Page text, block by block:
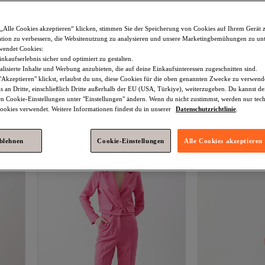
Vitrin
Hose mit hohem Bund und
buntem Muster und weitem Bein
3.1 (8 )
Versand kostenlos ab 35€
29,80€
Vitrin
Hose
detailliertem
2.0 (1)
Versand
12,99€
Cookies akzeptieren“ klicken, stimmen Sie der Speicherung von Cookies auf Ihrem Gerät
zu verbessern, die Websitenutzung zu analysieren und unsere Marketingbemühungen zu
Cookies:
sicher und optimiert zu gestalten.
Inhalte und Werbung anzubieten, die auf deine Einkaufsinteressen zugeschnitten sind.
klickst, erlaubst du uns, diese Cookies für die oben genannten Zwecke zu
an Dritte, einschließlich Dritte außerhalb der EU (USA, Türkiye), weiterzugeben. Du kannst
Cookie-Einstellungen unter "Einstellungen" ändern. Wenn du nicht zustimmst, werden nur
verwendet. Weitere Informationen findest du in unserer
Datenschutzrichtlinie
Cookie-Einstellungen Alle Cookies akzeptieren